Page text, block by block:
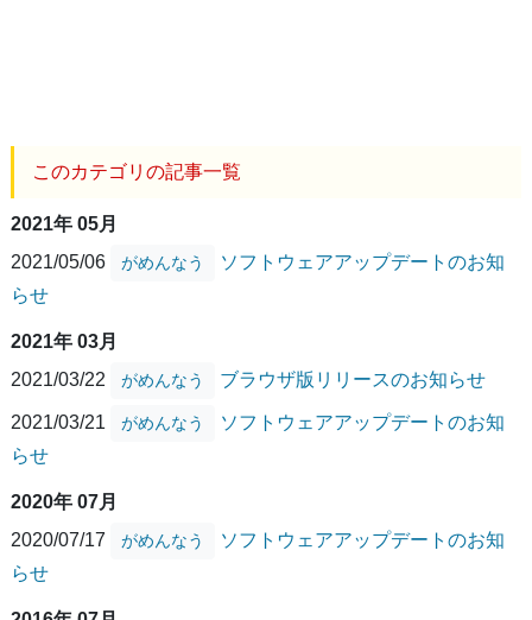
このカテゴリの記事一覧
2021年 05月
2021/05/06
がめんなう
ソフトウェアアップデートのお知
らせ
2021年 03月
2021/03/22
がめんなう ブラウザ版リリースのお知らせ
2021/03/21 がめんなう
ソフトウェアアップデートのお知
らせ
2020年 07月
2020/07/17
がめんなう
ソフトウェアアップデートのお知
らせ